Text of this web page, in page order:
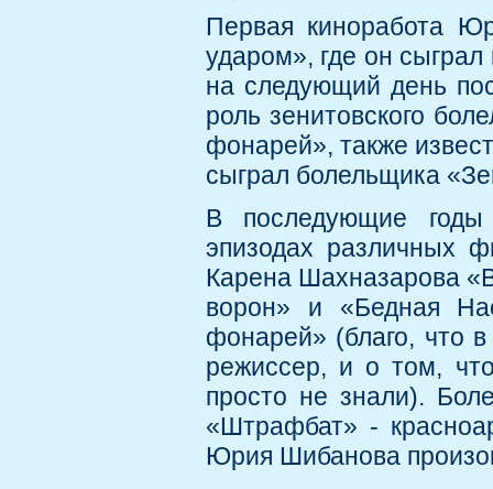
Первая киноработа
ударом», где он
на следующий день
роль зенитовского
фонарей», также
сыграл болельщика
В последующие
эпизодах различных
Карена Шахназарова
ворон» и «Бедная
фонарей» (благо, что
режиссер, и о том,
просто не знали).
«Штрафбат» -
Юрия Шибанова